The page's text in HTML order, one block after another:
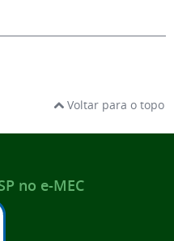
Voltar para o topo
no e-MEC